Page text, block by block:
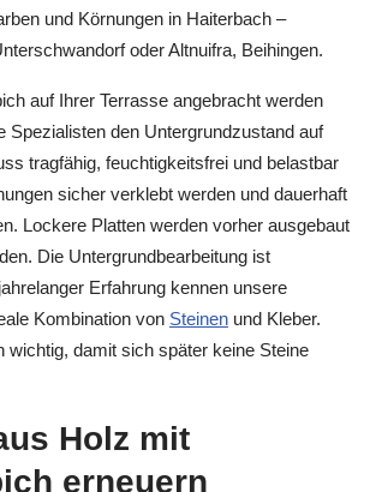
und Körnungen in Haiterbach –
oder Altnuifra, Beihingen.
auf Ihrer Terrasse angebracht werden
Spezialisten den Untergrundzustand auf
tragfähig, feuchtigkeitsfrei und belastbar
sicher verklebt werden und dauerhaft
Lockere Platten werden vorher ausgebaut
Die Untergrundbearbeitung ist
Erfahrung kennen unsere
Kombination von Steinen und Kleber.
wichtig, damit sich später keine Steine
Holz mit
erneuern